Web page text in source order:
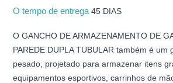
O tempo de entrega45 DIAS
O GANCHO DE ARMAZENAMENTO DE
PAREDE DUPLA TUBULAR também é um
pesado, projetado para armazenar itens
equipamentos esportivos, carrinhos de